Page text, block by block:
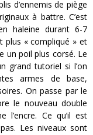
d’ennemis de piège
à battre. C’est
haleine durant 6-7
plus « compliqué » et
un poil plus corsé. Le
grand tutoriel si l’on
armes de base,
On passe par le
le nouveau double
l’encre. Ce qu’il est
Les niveaux sont